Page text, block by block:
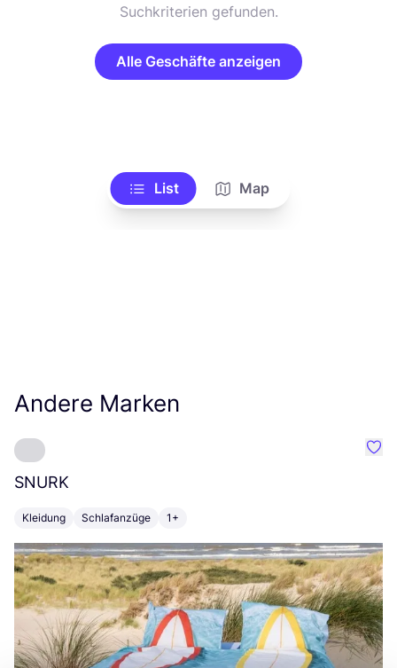
Suchkriterien gefunden.
Alle Geschäfte anzeigen
List Map
Andere Marken
SNURK
Kleidung Schlafanzüge 1+